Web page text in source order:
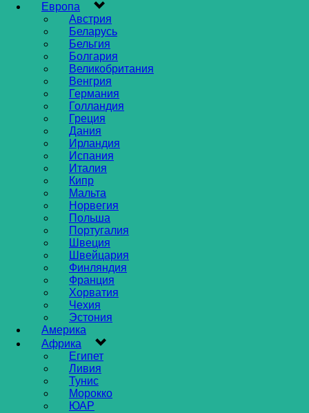
Европа
Австрия
Беларусь
Бельгия
Болгария
Великобритания
Венгрия
Германия
Голландия
Греция
Дания
Ирландия
Испания
Италия
Кипр
Мальта
Норвегия
Польша
Португалия
Швеция
Швейцария
Финляндия
Франция
Хорватия
Чехия
Эстония
Америка
Африка
Египет
Ливия
Тунис
Морокко
ЮАР